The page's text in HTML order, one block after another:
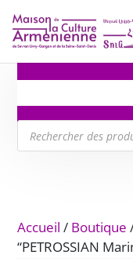
Recherche
de
produits
Accueil / Boutique
“PETROSSIAN